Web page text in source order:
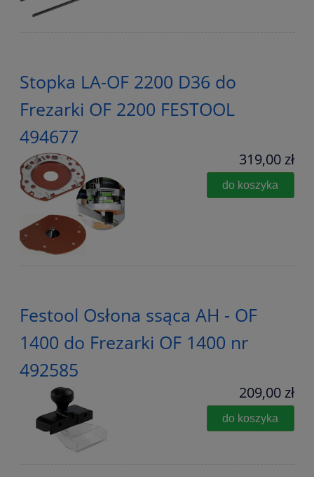
Stopka LA-OF 2200 D36 do
Frezarki OF 2200 FESTOOL
494677
319,00 zł
do koszyka
Festool Osłona ssąca AH - OF
1400 do Frezarki OF 1400 nr
492585
209,00 zł
do koszyka